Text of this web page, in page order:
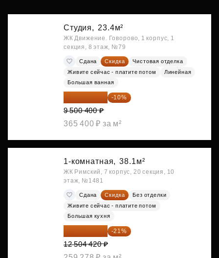
Студия, 23.4м²
ЖК Движение. Говорово, 1 корпус, 1
секция, 8 этаж, №79
Сдана Скидка
Чистовая отделка
Живите сейчас - платите потом
Линейная
Большая ванная
-10%
9 500 400 ₽
365 400 ₽ за м²
1-комнатная, 38.1м²
ЖК Римский, 7 корпус, 20 секция, 10
этаж, №1481
Сдана Скидка
Без отделки
Живите сейчас - платите потом
Большая кухня
-21%
12 504 420 ₽